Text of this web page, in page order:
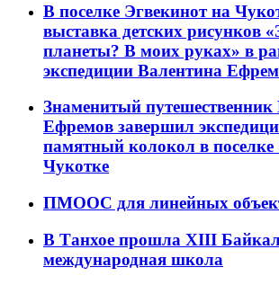
В поселке Эгвекинот на
выставка детских рисунков
планеты? В моих руках» в
экспедиции Валентина
Знаменитый путешественник
Ефремов завершил
памятный колокол в поселке
Чукотке
ПМООС для линейных
В Танхое прошла XIII
международная школа